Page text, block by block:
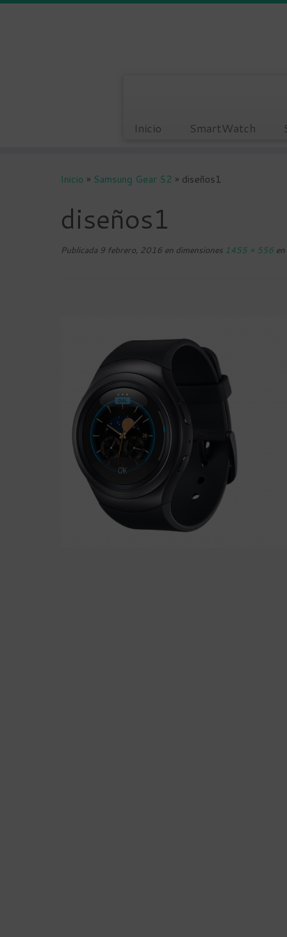
Inicio SmartWatch
Inicio » Samsung Gear S2 » diseños1
diseños1
Publicada 9 febrero, 2016 en dimensiones 1455 × 556 en